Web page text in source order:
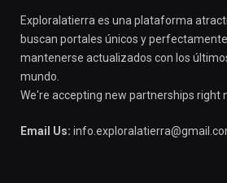
Exploralatierra es una plataforma
buscan portales únicos y
mantenerse actualizados con los
mundo.
We're accepting new partnerships right
Email Us: